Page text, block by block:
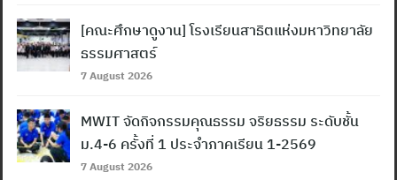
[คณะศึกษาดูงาน] โรงเรียนสาธิตแห่งมหาวิทยาลัย
ธรรมศาสตร์
7 August 2026
MWIT จัดกิจกรรมคุณธรรม จริยธรรม ระดับชั้น
ม.4-6 ครั้งที่ 1 ประจำภาคเรียน 1-2569
7 August 2026